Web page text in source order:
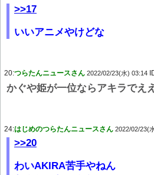
>>17
いいアニメやけどな
20:つらたんニュースさん 2022/02/23(水) 03:14
かぐや姫が一位ならアキラでえ
24:はじめのつらたんニュースさん 2022/02/23(
>>20
わいAKIRA苦手やねん